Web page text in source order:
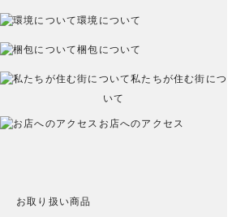
環境について
梱包について
私たちが住む街につ
いて
お店へのアクセス
お取り扱い商品